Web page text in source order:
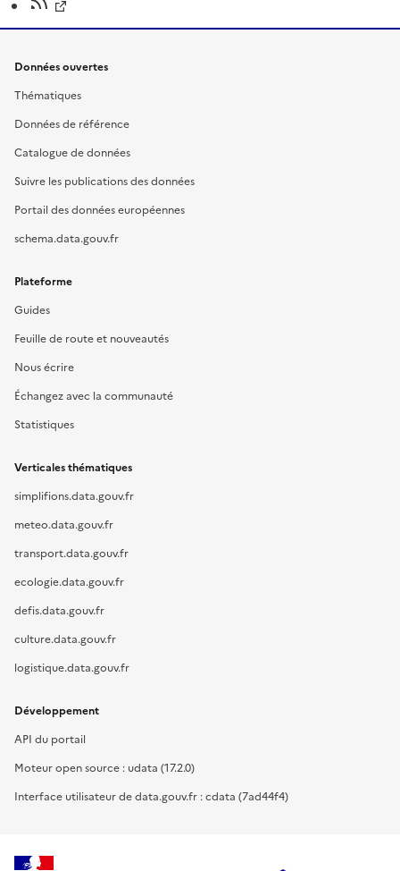
Données ouvertes
Thématiques
Données de référence
Catalogue de données
Suivre les publications des données
Portail des données européennes
schema.data.gouv.fr
Plateforme
Guides
Feuille de route et nouveautés
Nous écrire
Échangez avec la communauté
Statistiques
Verticales thématiques
simplifions.data.gouv.fr
meteo.data.gouv.fr
transport.data.gouv.fr
ecologie.data.gouv.fr
defis.data.gouv.fr
culture.data.gouv.fr
logistique.data.gouv.fr
Développement
API du portail
Moteur open source : udata (17.2.0)
Interface utilisateur de data.gouv.fr : cdata (7ad44f4)